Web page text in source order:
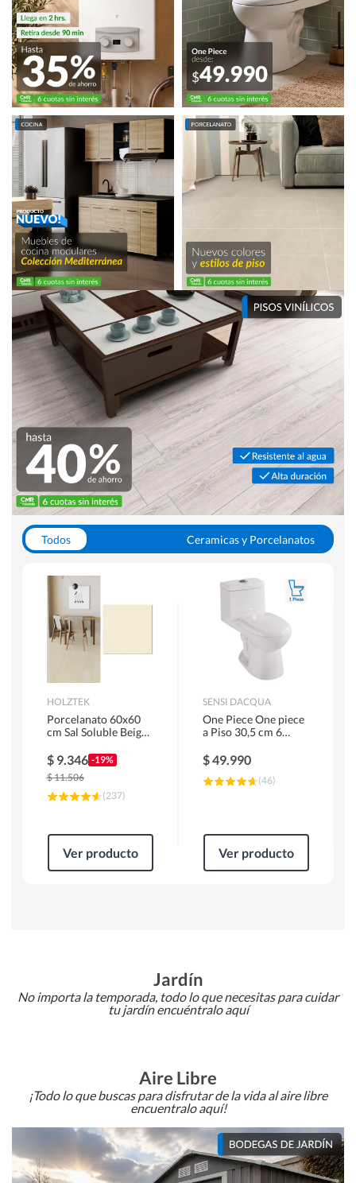
Todos
Ceramicas y Porcelanatos
WC y Sanitarios
Pisos Flotantes y Laminados
Pinturas
HOLZTEK
Porcelanato 60x60
cm Sal Soluble Beige
$ 9.346 -19%
$11.506
(237)
Ver producto
SENSI DACQUA
One Piece One piece
a Piso 30,5 cm 6
$49.990
(46)
Ver producto
Jardín
No importa la temporada, todo lo que necesitas para cuidar
tu jardín encuéntralo aquí
Aire Libre
¡Todo lo que buscas para disfrutar de la vida al aire libre
encuentralo aquí!